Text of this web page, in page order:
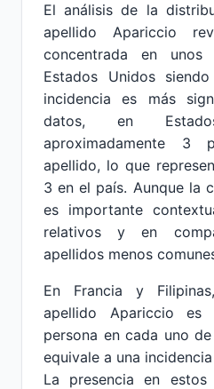
El análisis de la
apellido Apariccio
concentrada en
Estados Unidos
incidencia es más
datos, en
aproximadamente 3
apellido, lo que
3 en el país. Aunque la
es importante
relativos y en
apellidos menos
En Francia y
apellido Apariccio
persona en cada uno
equivale a una
La presencia en